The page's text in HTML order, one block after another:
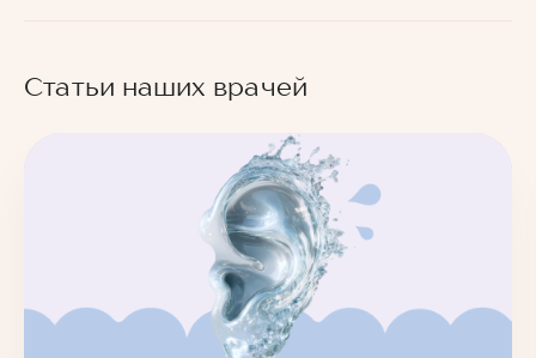
Статьи наших врачей